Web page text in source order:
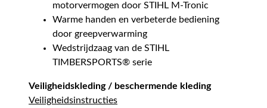
motorvermogen door STIHL M-Tronic
Warme handen en verbeterde bediening
door greepverwarming
Wedstrijdzaag van de STIHL
TIMBERSPORTS® serie
Veiligheidskleding / beschermende kleding
Veiligheidsinstructies